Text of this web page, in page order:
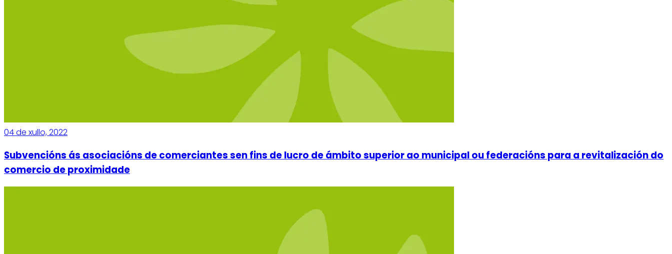
04 de xullo, 2022
Subvencións ás asociacións de comerciantes sen fins de lucro de ámbito superior ao municipal ou federacións para a revitalización do
comercio de proximidade